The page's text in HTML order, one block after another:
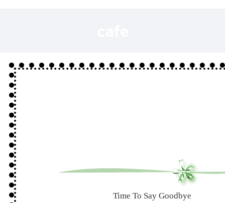
게
자
게
Time To Say Goodbye